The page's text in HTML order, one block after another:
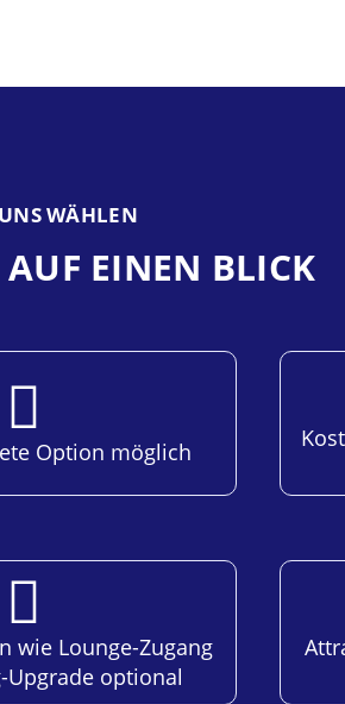
WÄHLEN
EINEN BLICK
Option möglich
wie Lounge-Zugang
Upgrade optional